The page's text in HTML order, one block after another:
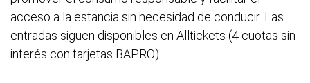
acceso a la estancia sin necesidad de conducir. Las
entradas siguen disponibles en Alltickets (4 cuotas sin
interés con tarjetas BAPRO).